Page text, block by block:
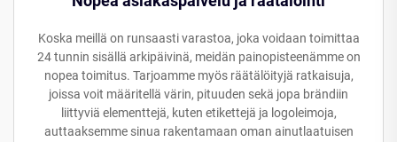
Koska meillä on runsaasti varastoa, joka voidaan toimittaa
24 tunnin sisällä arkipäivinä, meidän painopisteenämme on
nopea toimitus. Tarjoamme myös räätälöityjä ratkaisuja,
joissa voit määritellä värin, pituuden sekä jopa brändiin
liittyviä elementtejä, kuten etikettejä ja logoleimoja,
auttaaksemme sinua rakentamaan oman ainutlaatuisen